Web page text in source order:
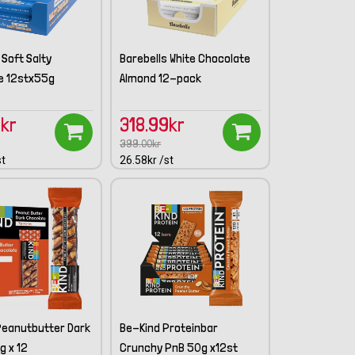
Salty
12stx55g
Barebells White Chocolate
Almond 12-pack
318.99kr
399.00kr
26.58kr /st
Dark
x 12
Be-Kind Proteinbar
Crunchy PnB 50g x12st